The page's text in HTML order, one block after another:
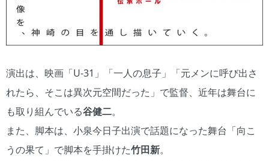
演出は、映画「U-31」「一人の息子」「元メンに呼び出さ
れたら、そこは異次元空間だった」で監督、近年は舞台に
も取り組んでいる谷健二。
また、脚本は、小泉今日子出演で話題になった舞台「向こ
うの果て」で脚本を手掛けた竹田新。